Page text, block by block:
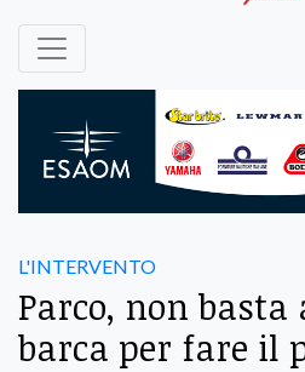
L'INTERVENTO
Parco, non
barca per fare il